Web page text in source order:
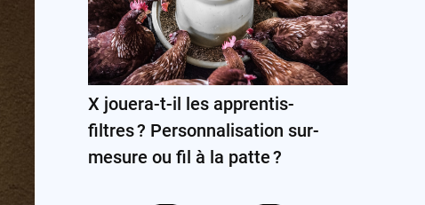
X jouera-t-il les apprentis-
filtres ? Personnalisation sur-
mesure ou fil à la patte ?